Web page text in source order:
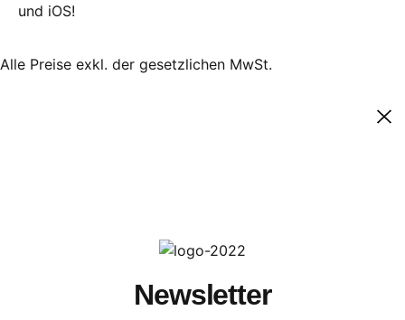
und iOS!
Alle Preise exkl. der gesetzlichen MwSt.
Newsletter